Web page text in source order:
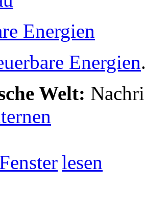
Energien
Energien
Welt:
lesen